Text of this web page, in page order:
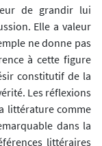
de grandir lui
Elle a valeur
ne donne pas
à cette figure
constitutif de la
Les réflexions
littérature comme
dans la
littéraires